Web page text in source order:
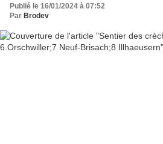
Publié le 16/01/2024 à 07:52
Par Brodev